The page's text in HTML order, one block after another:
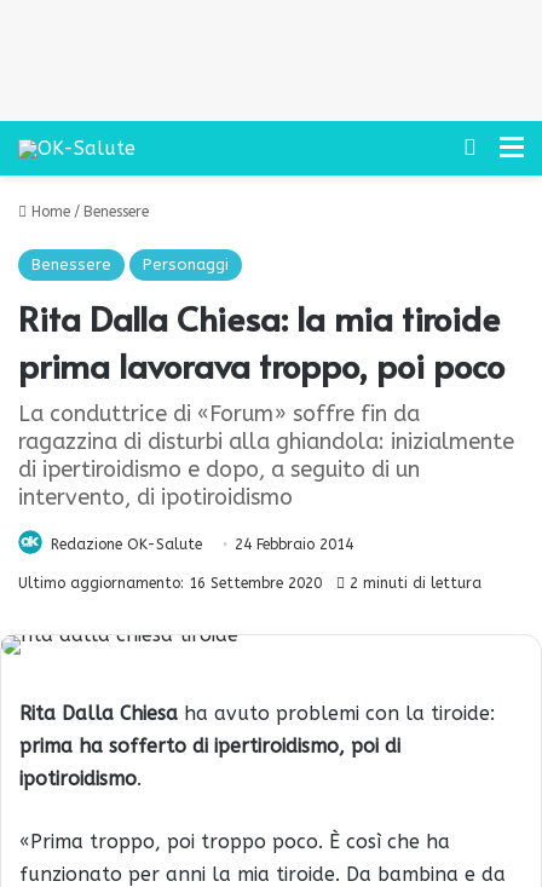
Cerca
Home / Benessere
Benessere Personaggi
Rita Dalla Chiesa: la mia tiroide
prima lavorava troppo, poi poco
La conduttrice di «Forum» soffre fin da
ragazzina di disturbi alla ghiandola: inizialmente
di ipertiroidismo e dopo, a seguito di un
intervento, di ipotiroidismo
Redazione OK-Salute 24 Febbraio 2014
Ultimo aggiornamento: 16 Settembre 2020 2 minuti di lettura
Rita Dalla Chiesa ha avuto problemi con la tiroide:
prima ha sofferto di ipertiroidismo, poi di
ipotiroidismo.
«Prima troppo, poi troppo poco. È così che ha
funzionato per anni la mia tiroide. Da bambina e da